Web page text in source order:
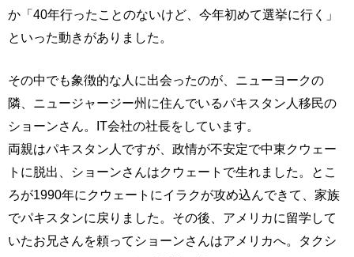
か「40年行ったことのないけど、今年初めて選挙に行く」
といった動きがありました。
その中でも象徴的な人に出会ったのが、ニューヨークの
隣、ニュージャージー州に住んでいるパキスタン人移民の
ショーンさん。IT会社の社長をしています。
両親はパキスタン人ですが、政情が不安定で中東クウェー
トに脱出、ショーンさんはクウェートで生れました。とこ
ろが1990年にクウェートにイラクが攻め込んできて、家族
でパキスタンに戻りました。その後、アメリカに留学して
いたお兄さんを頼ってショーンさんはアメリカへ。タクシ